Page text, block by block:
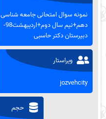
نمونه سوال امتحانی جامعه شناسی
دهم+نیم سال دوم+اردیبهشت98-
دبیرستان دکتر حاسبی
ویراستار
jozvehcity
حجم